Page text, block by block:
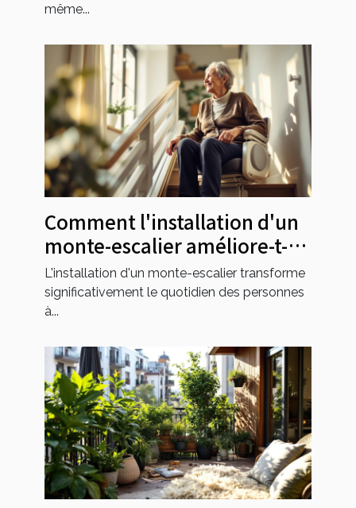
même...
Comment l'installation d'un
monte-escalier améliore-t-
elle l'accessibilité?
L'installation d'un monte-escalier transforme
significativement le quotidien des personnes
à...